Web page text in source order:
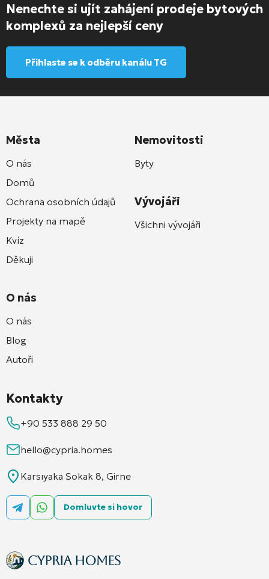
Nenechte si ujít zahájení prodeje bytových
komplexů za nejlepší ceny
Přihlaste se k odběru kanálu TG
Města
O nás
Domů
Ochrana osobních údajů
Projekty na mapě
Kvíz
Děkuji
O nás
O nás
Blog
Autoři
Nemovitosti
Byty
Vývojáři
Všichni vývojáři
Kontakty
+90 533 888 29 50
hello@cypria.homes
Karsıyaka Sokak 8, Girne
Domluvte si hovor